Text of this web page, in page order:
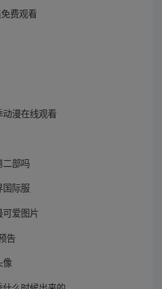
费观看
漫在线观看
二部吗
国际服
爱图片
告
像